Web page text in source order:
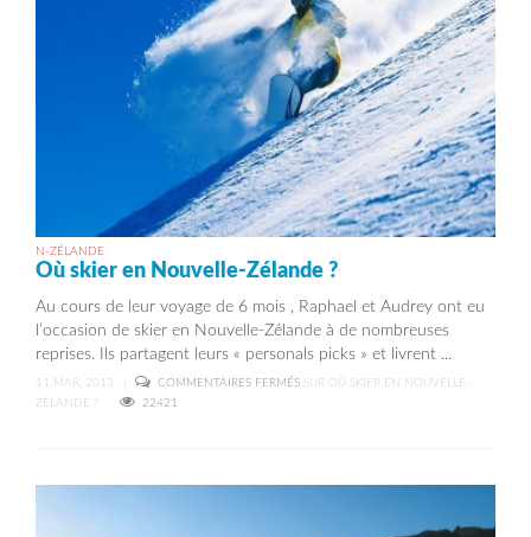
N-ZÉLANDE
Où skier en Nouvelle-Zélande ?
Au cours de leur voyage de 6 mois , Raphael et Audrey ont eu
l’occasion de skier en Nouvelle-Zélande à de nombreuses
reprises. Ils partagent leurs « personals picks » et livrent ...
11 MAR, 2013 COMMENTAIRES FERMÉS SUR OÙ SKIER EN NOUVELLE-
ZÉLANDE ?
22421